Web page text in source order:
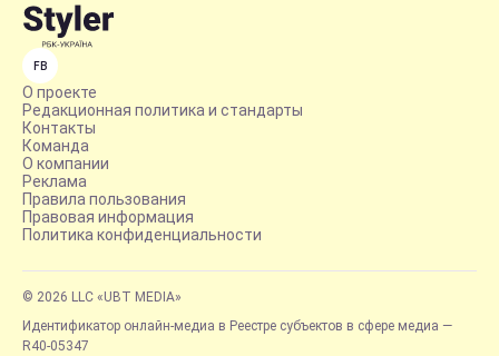
FB
О проекте
Редакционная политика и стандарты
Контакты
Команда
О компании
Реклама
Правила пользования
Правовая информация
Политика конфиденциальности
© 2026 LLC «UBT MEDIA»
Идентификатор онлайн-медиа в Реестре субъектов в сфере медиа —
R40-05347